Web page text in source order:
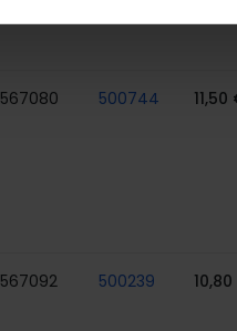
567080 500744 11,50
567092 500239